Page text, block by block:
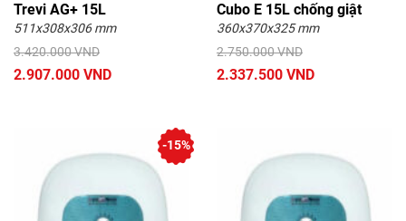
Trevi AG+ 15L
511x308x306 mm
3.420.000 VND
2.907.000 VND
Cubo E 15L chống giật
360x370x325 mm
2.750.000 VND
2.337.500 VND
-15%